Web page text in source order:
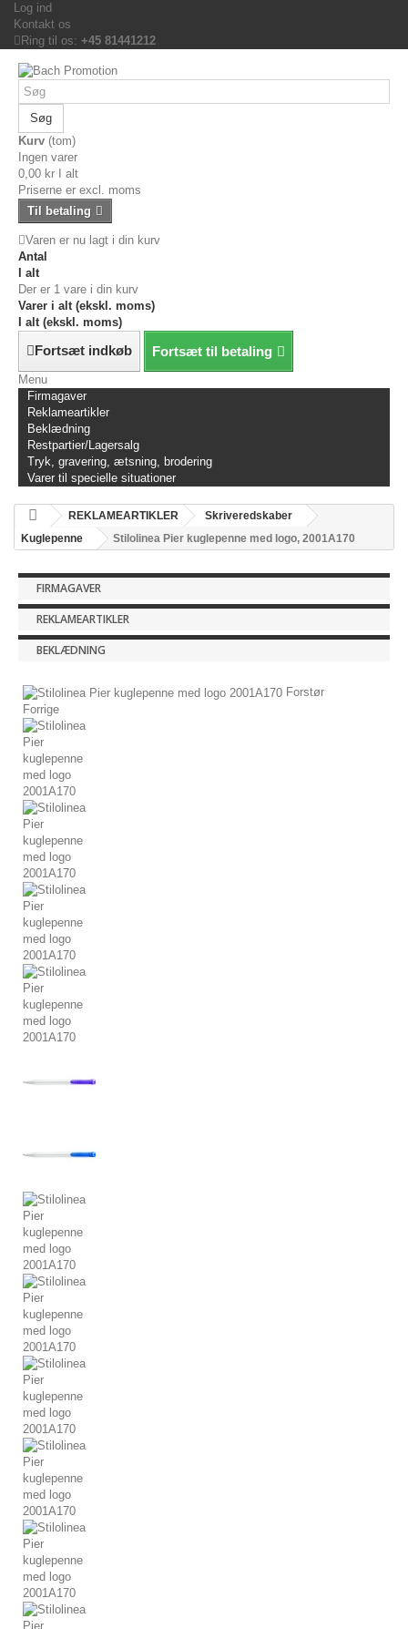
Log ind
Kontakt os
Ring til os: +45 81441212
Søg
Kurv (tom)
Ingen varer
0,00 kr
I alt
Priserne er excl. moms
Til betaling
Varen er nu lagt i din kurv
Antal
I alt
Der er 1 vare i din kurv
Varer i alt (ekskl. moms)
I alt (ekskl. moms)
Fortsæt indkøb Fortsæt til betaling
Menu
Firmagaver
Reklameartikler
Beklædning
Restpartier/Lagersalg
Tryk, gravering, ætsning, brodering
Varer til specielle situationer
REKLAMEARTIKLER
Skriveredskaber
Kuglepenne
Stilolinea Pier kuglepenne med logo, 2001A170
FIRMAGAVER
REKLAMEARTIKLER
BEKLÆDNING
Forstør
Forrige